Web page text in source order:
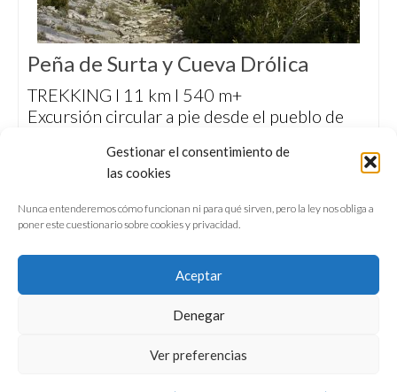
Gestionar el consentimiento de
las cookies
Nunca entenderemos cómo funcionan ni para qué sirven, pero la ley nos obliga a
poner este cuestionario sobre cookies y privacidad.
Aceptar
Denegar
Ver preferencias
Peña de Surta y Cueva Drólica
TREKKING I 11 km I 540 m+
Excursión circular a pie desde el pueblo de
panorámica cumbre de la Peña de Surta y
visitar la misteriosa y sorprendente Cueva
Drólica.
CONFERENCIAS
VÍDEOS & REPORTAJES TV
NUESTROS LIBROS